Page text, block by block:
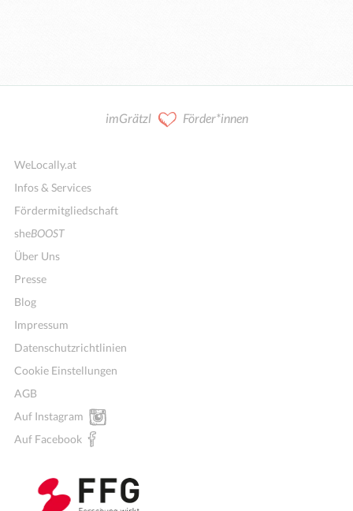
imGrätzl Förder*innen
WeLocally.at
Infos & Services
Fördermitgliedschaft
sheBOOST
Über Uns
Presse
Blog
Impressum
Datenschutzrichtlinien
Cookie Einstellungen
AGB
Auf Instagram
Auf Facebook